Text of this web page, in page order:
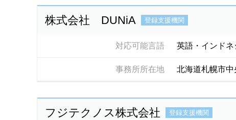
株式会社 DUNiA 登録支援機関
対応可能言語 英語・インド
事務所所在地 北海道札幌市
フジテクノス株式会社 登録支援機関